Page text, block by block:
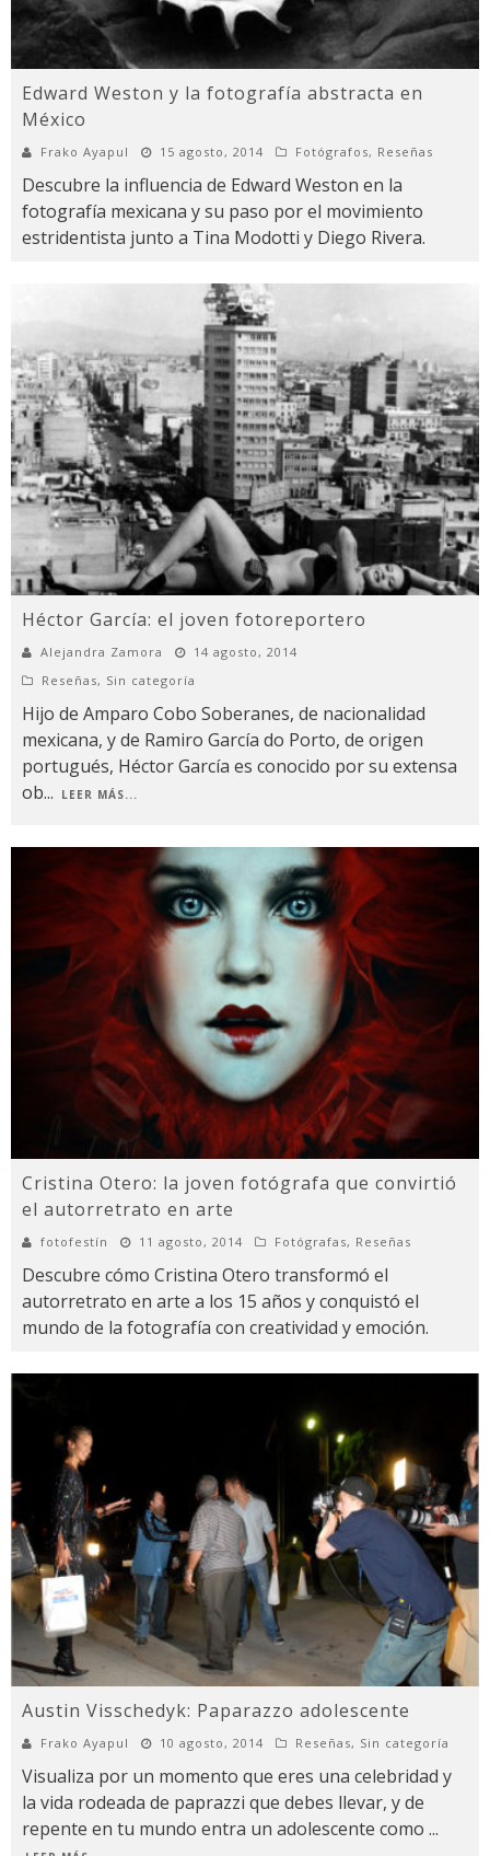
Edward Weston y la fotografía abstracta en
México
Frako Ayapul 15 agosto, 2014 Fotógrafos, Reseñas
Descubre la influencia de Edward Weston en la
fotografía mexicana y su paso por el movimiento
estridentista junto a Tina Modotti y Diego Rivera.
Héctor García: el joven fotoreportero
Alejandra Zamora
14 agosto, 2014
Reseñas, Sin categoría
Hijo de Amparo Cobo Soberanes, de nacionalidad
mexicana, y de Ramiro García do Porto, de origen
portugués, Héctor García es conocido por su extensa
ob... LEER MÁS...
Cristina Otero: la joven fotógrafa que convirtió
el autorretrato en arte
fotofestín 11 agosto, 2014 Fotógrafas, Reseñas
Descubre cómo Cristina Otero transformó el
autorretrato en arte a los 15 años y conquistó el
mundo de la fotografía con creatividad y emoción.
Austin Visschedyk: Paparazzo adolescente
Frako Ayapul 10 agosto, 2014 Reseñas, Sin categoría
Visualiza por un momento que eres una celebridad y
la vida rodeada de paprazzi que debes llevar, y de
repente en tu mundo entra un adolescente como ...